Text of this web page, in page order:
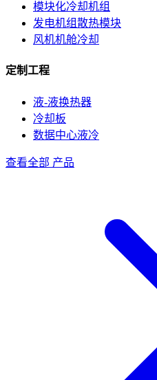
模块化冷却机组
发电机组散热模块
风机机舱冷却
定制工程
液-液换热器
冷却板
数据中心液冷
查看全部 产品